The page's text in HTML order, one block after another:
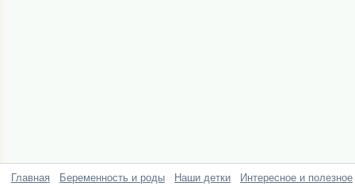
Главная Беременность и роды Наши детки Интересное и полезное